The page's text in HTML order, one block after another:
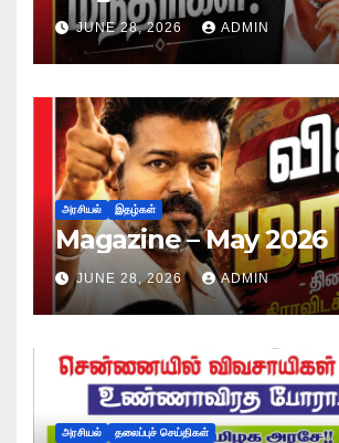
JUNE 28, 2026 ADMIN
அரசியல் இதழ்கள்
Magazine – May 2026
JUNE 28, 2026 ADMIN
அரசியல் தலைப்புச் செய்திகள்